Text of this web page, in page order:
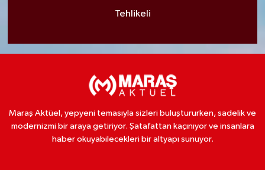
Tehlikeli
Maraş Aktüel, yepyeni temasıyla sizleri buluştururken, sadelik ve
modernizmi bir araya getiriyor. Şatafattan kaçınıyor ve insanlara
haber okuyabilecekleri bir altyapı sunuyor.